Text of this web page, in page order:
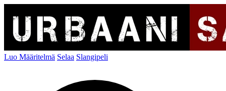
Luo Määritelmä Selaa Slangipeli